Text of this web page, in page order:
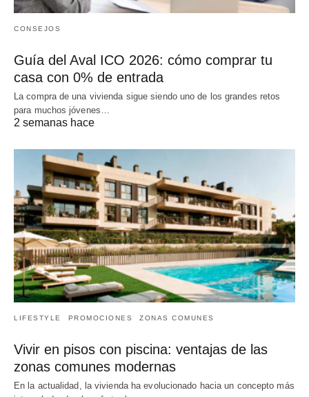
CONSEJOS
Guía del Aval ICO 2026: cómo comprar tu
casa con 0% de entrada
La compra de una vivienda sigue siendo uno de los grandes retos
para muchos jóvenes…
2 semanas hace
LIFESTYLE PROMOCIONES ZONAS COMUNES
Vivir en pisos con piscina: ventajas de las
zonas comunes modernas
En la actualidad, la vivienda ha evolucionado hacia un concepto más